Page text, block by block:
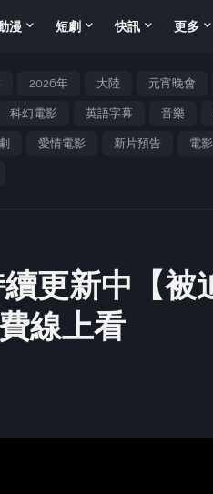
漫 短劇 快訊 更多
2026年 大陸 元宵晚會
科幻電影 英語字幕 音樂
愛情電影 新片預告 電影
更新中【被
線上看